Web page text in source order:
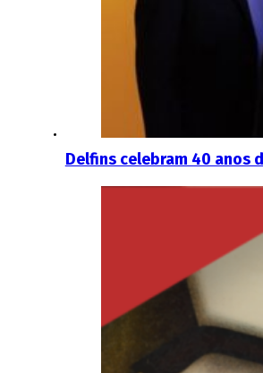
Delfins celebram 40 anos